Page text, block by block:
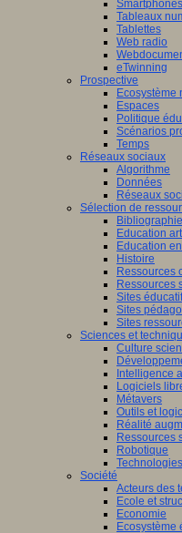
Smartphones
Tableaux
Tablettes
Web radio
eTwinning
Prospective
Ecosystème
Espaces
Politique
Scénarios
Temps
Réseaux sociaux
Algorithme
Données
Réseaux
Sélection de
Education
Education
Histoire
Ressources
Ressources
Sites
Sites
Sites
Sciences et
Culture
Intelligence
Logiciels
Métavers
Outils et
Réalité
Ressources
Robotique
Technologies
Société
Acteurs des
Ecole et
Economie
Ecosystème